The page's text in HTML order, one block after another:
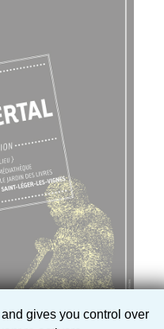
gives you control over